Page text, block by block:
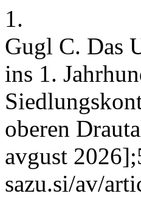
1.
Gugl C. Das
ins 1.
oberen
avgust
sazu.si/av/